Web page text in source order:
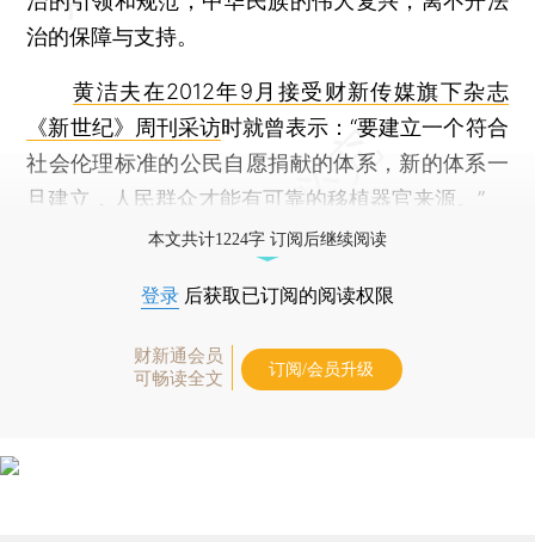
治的保障与支持。
黄洁夫在2012年9月接受财新传媒旗下杂志
《新世纪》周刊采访时就曾表示：“要建立一个符合
社会伦理标准的公民自愿捐献的体系，新的体系一
旦建立，人民群众才能有可靠的移植器官来源。”
本文共计1224字 订阅后继续阅读
登录 后获取已订阅的阅读权限
财新通会员
可畅读全文
订阅/会员升级